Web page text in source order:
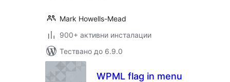
Mark Howells-Mead
900+ активни инсталации
Тествано до 6.9.0
WPML flag in menu